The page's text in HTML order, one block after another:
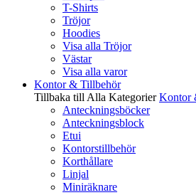
T-Shirts
Tröjor
Hoodies
Visa alla Tröjor
Västar
Visa alla varor
Kontor & Tillbehör
Tillbaka till Alla Kategorier Kontor
Anteckningsböcker
Anteckningsblock
Etui
Kontorstillbehör
Korthållare
Linjal
Miniräknare